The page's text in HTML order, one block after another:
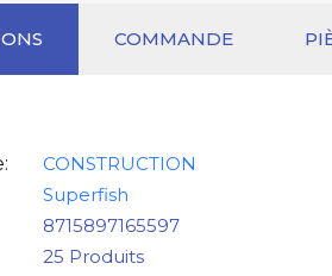
COMMANDE
CONSTRUCTION
Superfish
8715897165597
25 Produits